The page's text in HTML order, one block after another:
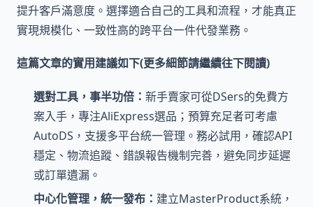
提升客戶滿意度。選擇適合自己的工具和流程，才能真正
實現規模化、一致性高的跨平台一件代發業務。
這篇文章的實用建議如下(更多細節請繼續往下閱讀)
選對工具，事半功倍： 新手賣家可從DSers的免費方
案入手，專注AliExpress選品；預算充足者可考慮
AutoDS，支援多平台統一管理。務必試用，確認API
穩定、物流追蹤、錯誤報告機制完善，避免同步延遲
或訂單遺漏。
中心化管理，統一發布： 建立MasterProduct系統，